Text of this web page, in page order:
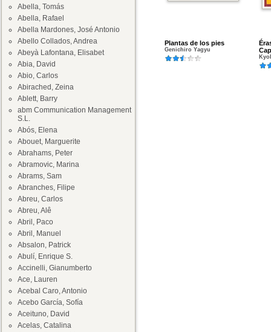
Abella, Tomás
Abella, Rafael
Abella Mardones, José Antonio
Abello Collados, Andrea
Abeyà Lafontana, Elisabet
Abia, David
Abio, Carlos
Abirached, Zeina
Ablett, Barry
abm Communication Management
S.L.
Abós, Elena
Abouet, Marguerite
Abrahams, Peter
Abramovic, Marina
Abrams, Sam
Abranches, Filipe
Abreu, Carlos
Abreu, Alê
Abril, Paco
Abril, Manuel
Absalon, Patrick
Abulí, Enrique S.
Accinelli, Gianumberto
Ace, Lauren
Acebal Caro, Antonio
Acebo García, Sofía
Aceituno, David
Acelas, Catalina
Plantas de los pies
Genichiro Yagyu